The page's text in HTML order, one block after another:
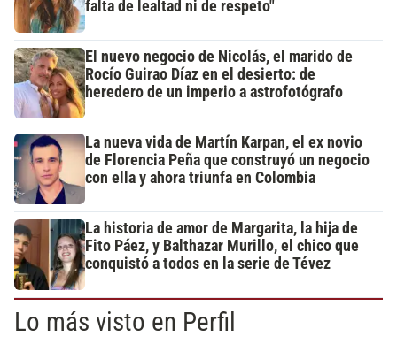
falta de lealtad ni de respeto"
El nuevo negocio de Nicolás, el marido de
Rocío Guirao Díaz en el desierto: de
heredero de un imperio a astrofotógrafo
La nueva vida de Martín Karpan, el ex novio
de Florencia Peña que construyó un negocio
con ella y ahora triunfa en Colombia
La historia de amor de Margarita, la hija de
Fito Páez, y Balthazar Murillo, el chico que
conquistó a todos en la serie de Tévez
Lo más visto en Perfil